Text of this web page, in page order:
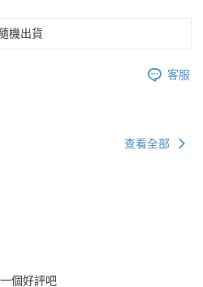
、不需儲值。
，即可結帳。
付款。
付」後，將跳轉至「AFTEE先享後付」
款，方視為交易完成。
刻繳費，但若您需要取消訂單，請聯絡
)免運費
機出貨
客服
查看全部
個好評吧